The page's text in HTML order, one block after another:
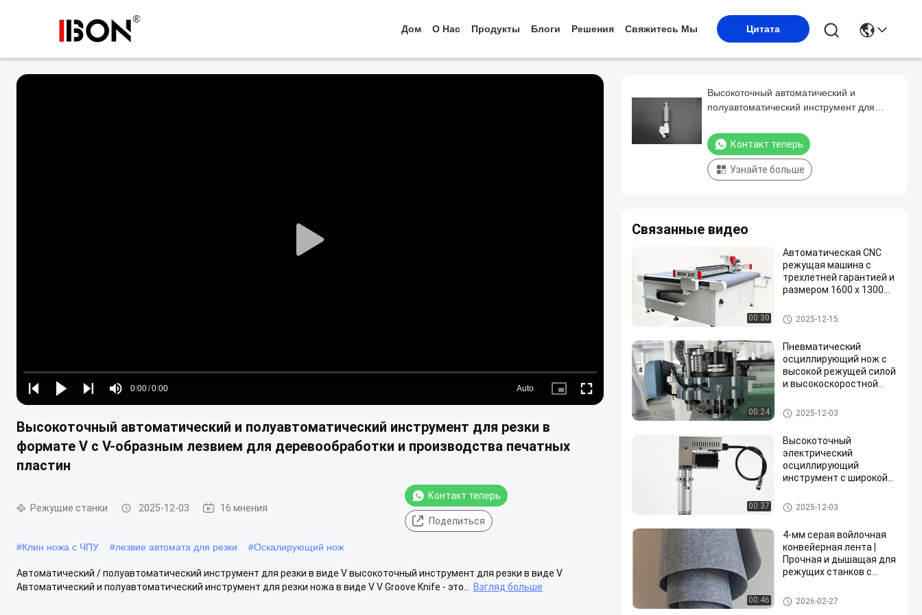
Дом О Нас Продукты Блоги Решения Свяжитесь Мы Цитата
Play
Play
Play
Play
Mute
Time
0:00/0:00
Loaded:
0%
Auto
Picture- Fullscreen
Высокоточный автоматический и полуавтоматический инструмент для резки в
формате V с V-образным лезвием для деревообработки и производства печатных
пластин
Режущие станки 2025-12-03 16 мнения
Контакт теперь
Поделиться
#Клин ножа с ЧПУ #лезвие автомата для резки #Оскалирующий нож
Автоматический / полуавтоматический инструмент для резки в виде V высокоточный инструмент для резки в виде V
Автоматический и полуавтоматический инструмент для резки ножа в виде V V Groove Knife - это...
Взгляд больше
Высокоточный автоматический и
полуавтоматический инструмент для
лезвием для деревообработки и
производства печатных пластин
Контакт теперь
Узнайте больше
Связанные видео
00:30
Автоматическая CNC
режущая машина с
трехлетней гарантией и
размером 1600 x 1300
Машина для резки уплотнен
ий
2025-12-15
00:24
Пневматический
осциллирующий нож с
высокой режущей силой
и высокоскоростной
длительного срока
службы в CNC-резании
Режущие станки
2025-12-03
00:37
Высокоточный
электрический
осциллирующий
инструмент с широкой
материалов и 1-летней
гарантией для станков
Режущие станки
2025-12-03
00:46
4-мм серая войлочная
конвейерная лента |
Прочная и дышащая для
режущих станков с
Режущие станки
2026-02-27